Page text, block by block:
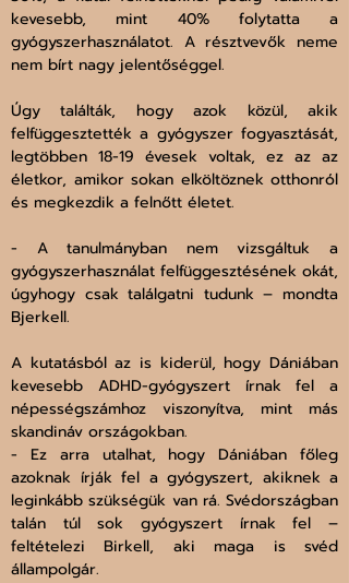
kevesebb, mint 40% folytatta a
gyógyszerhasználatot. A résztvevők neme
nem bírt nagy jelentőséggel.
Úgy találták, hogy azok közül, akik
felfüggesztették a gyógyszer fogyasztását,
legtöbben 18-19 évesek voltak, ez az az
életkor, amikor sokan elköltöznek otthonról
és megkezdik a felnőtt életet.
- A tanulmányban nem vizsgáltuk a
gyógyszerhasználat felfüggesztésének okát,
úgyhogy csak találgatni tudunk – mondta
Bjerkell.
A kutatásból az is kiderül, hogy Dániában
kevesebb ADHD-gyógyszert írnak fel a
népességszámhoz viszonyítva, mint más
skandináv országokban.
- Ez arra utalhat, hogy Dániában főleg
azoknak írják fel a gyógyszert, akiknek a
leginkább szükségük van rá. Svédországban
talán túl sok gyógyszert írnak fel –
feltételezi Birkell, aki maga is svéd
állampolgár.